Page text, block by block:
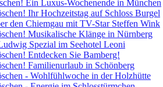
Ein Luxus-Wochenende in München
Ihr Hochzeitstag auf Schloss Burgel
den Chiemgau mit TV-Star Steffen Wink
Musikalische Klänge in Nürnberg
Spezial im Seehotel Leoni
Entdecken Sie Bamberg!
Familienurlaub in Schönberg
- Wohlfühlwoche in der Holzhütte